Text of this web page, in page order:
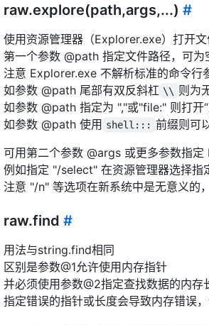
raw.explore(path,args,...) #
使用资源管理器（Explorer.exe）打开文
第一个参数 @path 指定文件路径，可为
注意 Explorer.exe 不解析标准的命令行
如参数 @path 尾部有双反斜杠 \\ 则为
如参数 @path 指定为 ","或"file:" 则打开
如参数 @path 使用 shell::: 前缀则可
可用第二个参数 @args 或更多参数指
例如指定 "/select" 在资源管理器选择指
注意 "/n" 等选项在新系统中是无意义的
raw.find #
用法与string.find相同
区别是参数@1允许使用内存指针
并必须使用参数@2指定查找数据的内存
指定错误的指针或长度会导致内存错误